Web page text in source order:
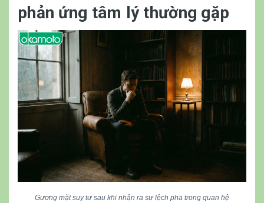
phản ứng tâm lý thường gặp
Gương mặt suy tư sau khi nhận ra sự lệch pha trong quan hệ